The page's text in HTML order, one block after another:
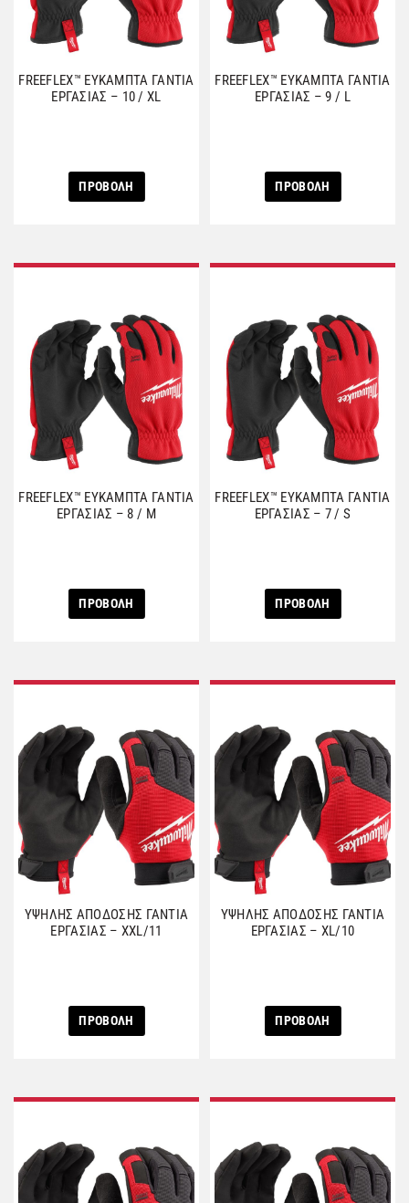
FREEFLEX™ ΕΥΚΑΜΠΤΑ ΓΑΝΤΙΑ
ΕΡΓΑΣΙΑΣ – 10 / XL
ΠΡΟΒΟΛΗ
FREEFLEX™ ΕΥΚΑΜΠΤΑ ΓΑΝΤΙΑ
ΕΡΓΑΣΙΑΣ – 9 / L
ΠΡΟΒΟΛΗ
FREEFLEX™ ΕΥΚΑΜΠΤΑ ΓΑΝΤΙΑ
ΕΡΓΑΣΙΑΣ – 8 / M
ΠΡΟΒΟΛΗ
FREEFLEX™ ΕΥΚΑΜΠΤΑ ΓΑΝΤΙΑ
ΕΡΓΑΣΙΑΣ – 7 / S
ΠΡΟΒΟΛΗ
ΥΨΗΛΗΣ ΑΠΟΔΟΣΗΣ ΓΑΝΤΙΑ
ΕΡΓΑΣΙΑΣ – XXL/11
ΠΡΟΒΟΛΗ
ΥΨΗΛΗΣ ΑΠΟΔΟΣΗΣ ΓΑΝΤΙΑ
ΕΡΓΑΣΙΑΣ – XL/10
ΠΡΟΒΟΛΗ